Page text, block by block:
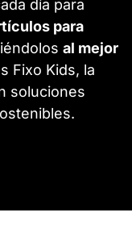
día para
para
al mejor
Fixo Kids, la
soluciones